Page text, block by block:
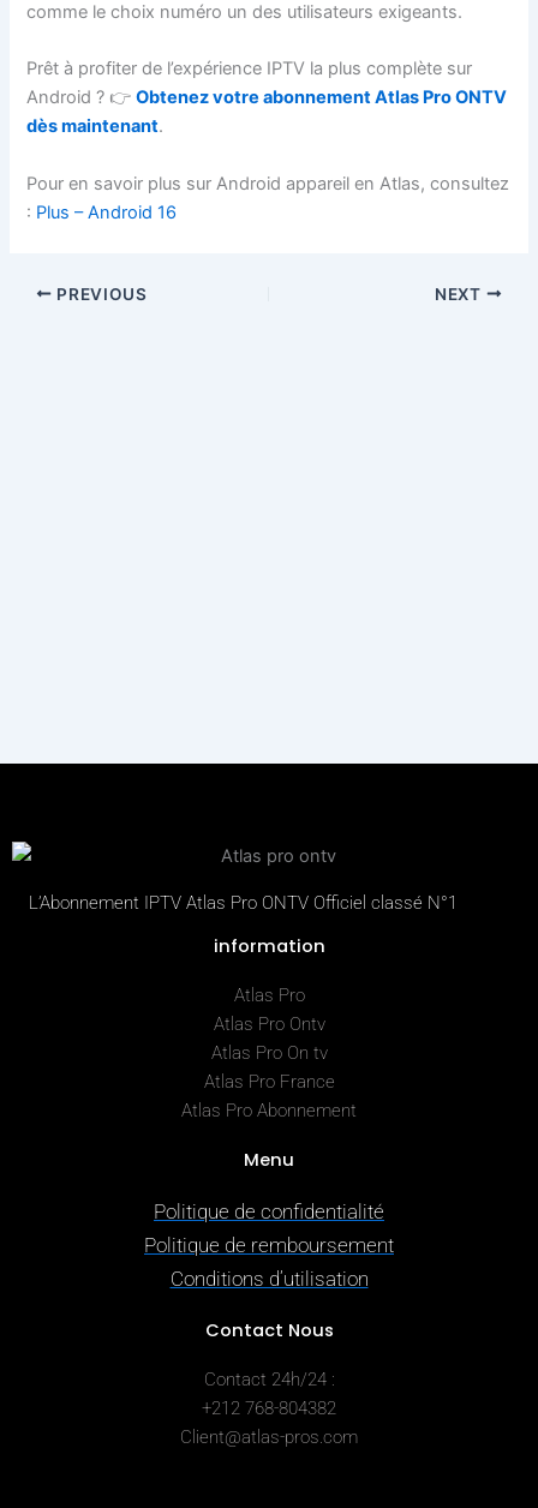
comme le choix numéro un des utilisateurs exigeants.
Prêt à profiter de l’expérience IPTV la plus complète sur
Android ? 👉Obtenez votre abonnement Atlas Pro ONTV
dès maintenant.
Pour en savoir plus sur Android appareil en Atlas, consultez
: Plus – Android 16
PREVIOUS NEXT
L’Abonnement IPTV Atlas Pro ONTV Officiel classé N°1
information
Atlas Pro
Atlas Pro Ontv
Atlas Pro On tv
Atlas Pro France
Atlas Pro Abonnement
Menu
Politique de confidentialité
Politique de remboursement
Conditions d’utilisation
Contact Nous
Contact 24h/24 :
+212 768-804382
Client@atlas-pros.com